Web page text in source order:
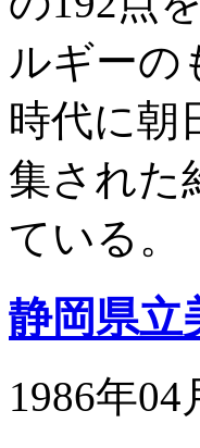
ルギーの
時代に朝
集された
ている。
静岡県立
1986年04